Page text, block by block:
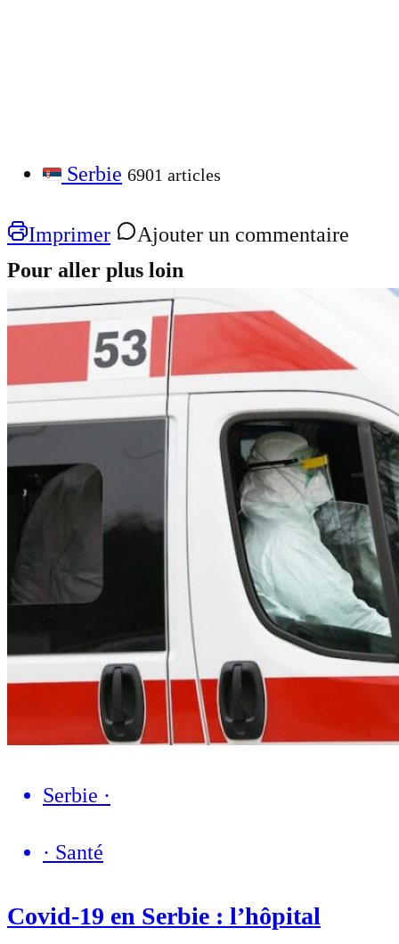
Serbie 6901 articles
Imprimer
Ajouter un commentaire
Pour aller plus loin
Serbie ·
· Santé
Covid-19 en Serbie : l’hôpital